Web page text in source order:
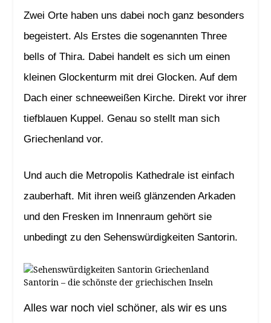
Zwei Orte haben uns dabei noch ganz besonders
begeistert. Als Erstes die sogenannten Three
bells of Thira. Dabei handelt es sich um einen
kleinen Glockenturm mit drei Glocken. Auf dem
Dach einer schneeweißen Kirche. Direkt vor ihrer
tiefblauen Kuppel. Genau so stellt man sich
Griechenland vor.
Und auch die Metropolis Kathedrale ist einfach
zauberhaft. Mit ihren weiß glänzenden Arkaden
und den Fresken im Innenraum gehört sie
unbedingt zu den Sehenswürdigkeiten Santorin.
Santorin – die schönste der griechischen Inseln
Alles war noch viel schöner, als wir es uns